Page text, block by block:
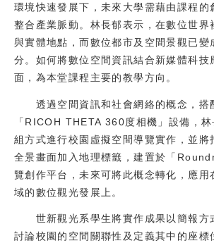
環境快速發展下，未來大學需藉由課程的
整合產業脈動。林長郁表示，在數位世界
與實體地點，而數位都市及空間景觀已變
分。如何將數位空間資訊結合新媒體科技
面，為本堂課程主要的教學方向。
透過空間資訊和社會網絡的概念，搭
「RICOH THETA 360度相機」設備，
組方式進行校園虛擬空間導覽實作，並將
全景畫面加入地理標籤，建置於「
覽創作平台，未來可將此概念轉化，應用
域的數位觀光發展上。
世新觀光系學生將實作成果以簡報方
討論校園的空間關聯性及定義其中的座標